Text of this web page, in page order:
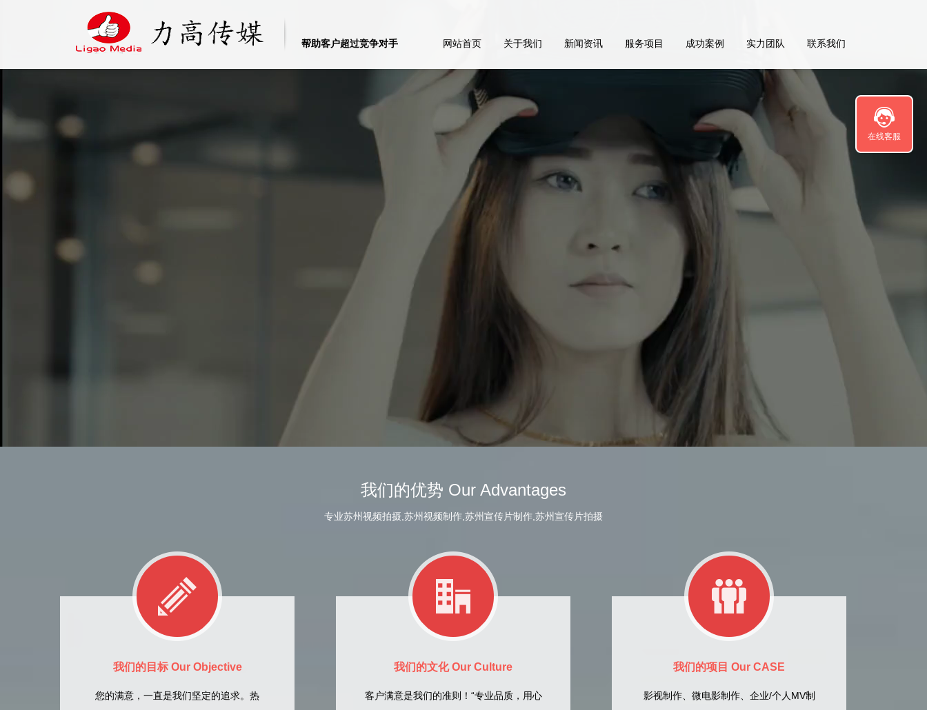
帮助客户超过竞争对手 网站首页 关于我们 新闻资讯 服务项目 成功案例 实力团队 联系我们
我们的优势 Our Advantages
专业苏州视频拍摄,苏州视频制作,苏州宣传片制作,苏州宣传片拍摄
我们的目标 Our Objective
您的满意，一直是我们坚定的追求。热
我们的文化 Our Culture
客户满意是我们的准则！“专业品质，用心
我们的项目 Our CASE
影视制作、微电影制作、企业/个人MV制
在线客服